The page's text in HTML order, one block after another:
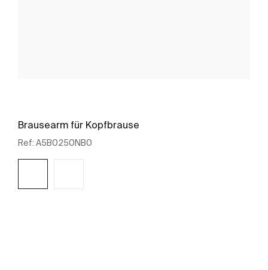
Brausearm für Kopfbrause
Ref: A5B0250NB0